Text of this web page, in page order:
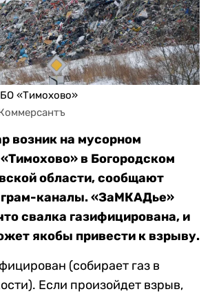
«Тимохово»
возник на мусорном
в Богородском
области, сообщают
каналы. «ЗаМКАДье»
свалка газифицирована, и
якобы привести к взрыву.
(собирает газ в
Если произойдет взрыв,